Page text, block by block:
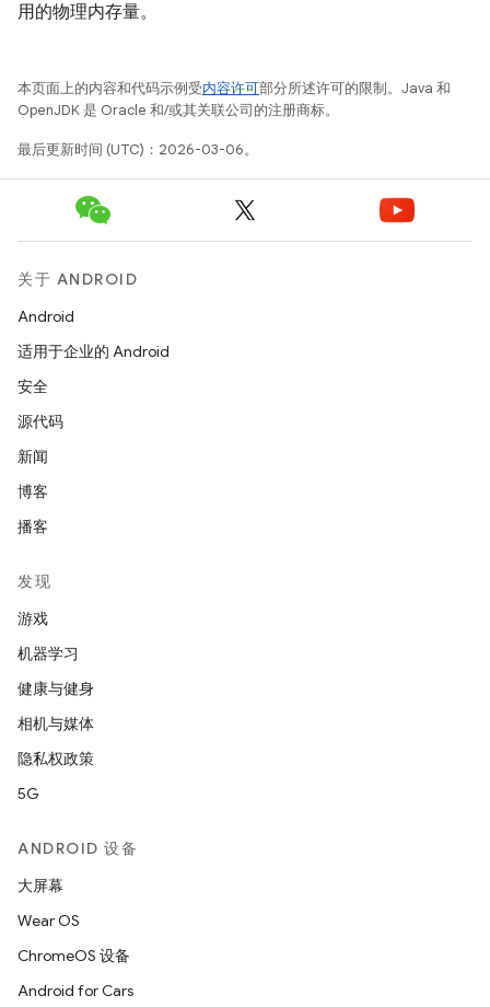
用的物理内存量。
本页面上的内容和代码示例受内容许可部分所述许可的限制。Java 和
OpenJDK 是 Oracle 和/或其关联公司的注册商标。
最后更新时间 (UTC)：2026-03-06。
关于 ANDROID
Android
适用于企业的 Android
安全
源代码
新闻
博客
播客
发现
游戏
机器学习
健康与健身
相机与媒体
隐私权政策
5G
ANDROID 设备
大屏幕
Wear OS
ChromeOS 设备
Android for Cars